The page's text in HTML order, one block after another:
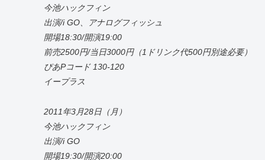
今池ハックフィン
出演/i GO、アナログフィッシュ
開場18:30/開演19:00
前売2500円/当日3000円（1ドリンク代500円別途必要）
ぴあPコード 130-120
イープラス
2011年3月28日（月）
今池ハックフィン
出演/i GO
開場19:30/開演20:00